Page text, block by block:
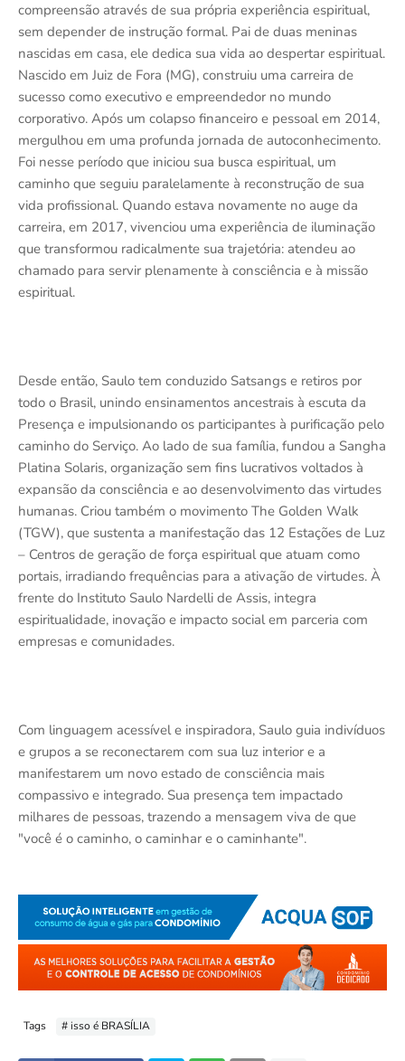
compreensão através de sua própria experiência espiritual,
sem depender de instrução formal. Pai de duas meninas
nascidas em casa, ele dedica sua vida ao despertar espiritual.
Nascido em Juiz de Fora (MG), construiu uma carreira de
sucesso como executivo e empreendedor no mundo
corporativo. Após um colapso financeiro e pessoal em 2014,
mergulhou em uma profunda jornada de autoconhecimento.
Foi nesse período que iniciou sua busca espiritual, um
caminho que seguiu paralelamente à reconstrução de sua
vida profissional. Quando estava novamente no auge da
carreira, em 2017, vivenciou uma experiência de iluminação
que transformou radicalmente sua trajetória: atendeu ao
chamado para servir plenamente à consciência e à missão
espiritual.
Desde então, Saulo tem conduzido Satsangs e retiros por
todo o Brasil, unindo ensinamentos ancestrais à escuta da
Presença e impulsionando os participantes à purificação pelo
caminho do Serviço. Ao lado de sua família, fundou a Sangha
Platina Solaris, organização sem fins lucrativos voltados à
expansão da consciência e ao desenvolvimento das virtudes
humanas. Criou também o movimento The Golden Walk
(TGW), que sustenta a manifestação das 12 Estações de Luz
– Centros de geração de força espiritual que atuam como
portais, irradiando frequências para a ativação de virtudes. À
frente do Instituto Saulo Nardelli de Assis, integra
espiritualidade, inovação e impacto social em parceria com
empresas e comunidades.
Com linguagem acessível e inspiradora, Saulo guia indivíduos
e grupos a se reconectarem com sua luz interior e a
manifestarem um novo estado de consciência mais
compassivo e integrado. Sua presença tem impactado
milhares de pessoas, trazendo a mensagem viva de que
"você é o caminho, o caminhar e o caminhante".
Tags # isso é BRASÍLIA